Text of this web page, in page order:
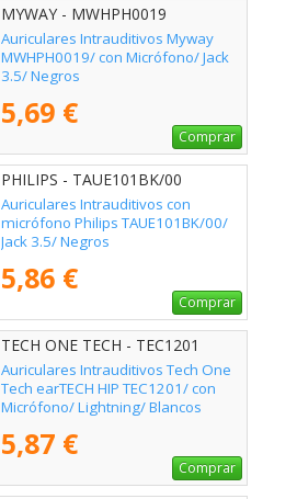
MYWAY - MWHPH0019
Auriculares Intrauditivos Myway
MWHPH0019/ con Micrófono/ Jack
3.5/ Negros
5,69 €
Comprar
PHILIPS - TAUE101BK/00
Auriculares Intrauditivos con
micrófono Philips TAUE101BK/00/
Jack 3.5/ Negros
5,86 €
Comprar
TECH ONE TECH - TEC1201
Auriculares Intrauditivos Tech One
Tech earTECH HIP TEC1201/ con
Micrófono/ Lightning/ Blancos
5,87 €
Comprar